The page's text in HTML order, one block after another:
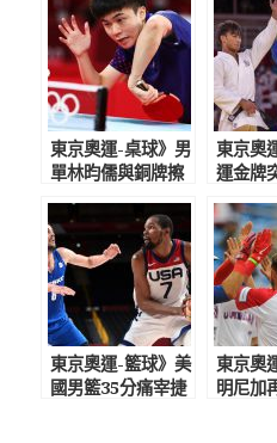
東京奧運-桌球》男
單林昀儒與銅牌擦
恰洛夫逆轉留殘念
東京奧
運金牌
決連運
令人敬
東京奧運-籃球》美
國男籃35分痛宰捷
東京奧
明尼加